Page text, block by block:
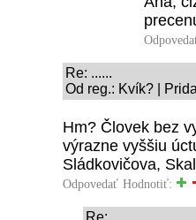
Re: ......
Od reg.: Kvík? |
Hm? Človek bez
výrazne vyššiu
Sládkovičova,
Odpovedať Hodnotiť:
Re: ......